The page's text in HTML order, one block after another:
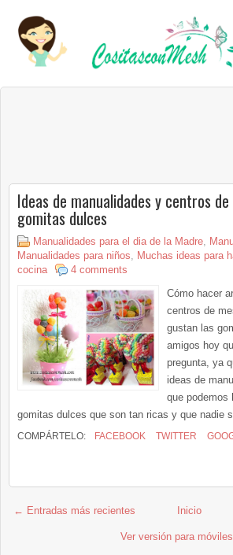
Ideas de manualidades y centros
gomitas dulces
Manualidades para el dia de la Madre
Manualidades para niños
Muchas ideas para
cocina
4 comments
Cómo hacer
centros de
gustan las
amigos hoy
pregunta, ya
ideas de
que podemos
gomitas dulces que son tan ricas y que nadie
COMPÁRTELO: FACEBOOK TWITTER
← Entradas más recientes Inicio
Ver versión para móviles